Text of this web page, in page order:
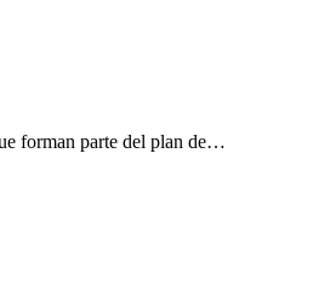
forman parte del plan de…